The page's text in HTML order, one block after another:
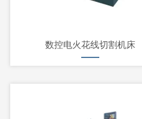
数控电火花线切割机床